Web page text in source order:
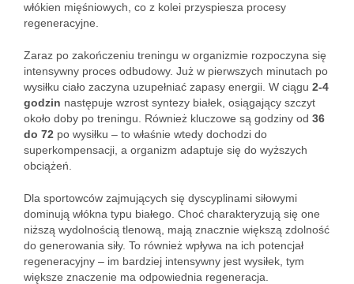
włókien mięśniowych, co z kolei przyspiesza procesy
regeneracyjne.
Zaraz po zakończeniu treningu w organizmie rozpoczyna się
intensywny proces odbudowy. Już w pierwszych minutach po
wysiłku ciało zaczyna uzupełniać zapasy energii. W ciągu 2-4
godzin następuje wzrost syntezy białek, osiągający szczyt
około doby po treningu. Również kluczowe są godziny od 36
do 72 po wysiłku – to właśnie wtedy dochodzi do
superkompensacji, a organizm adaptuje się do wyższych
obciążeń.
Dla sportowców zajmujących się dyscyplinami siłowymi
dominują włókna typu białego. Choć charakteryzują się one
niższą wydolnością tlenową, mają znacznie większą zdolność
do generowania siły. To również wpływa na ich potencjał
regeneracyjny – im bardziej intensywny jest wysiłek, tym
większe znaczenie ma odpowiednia regeneracja.